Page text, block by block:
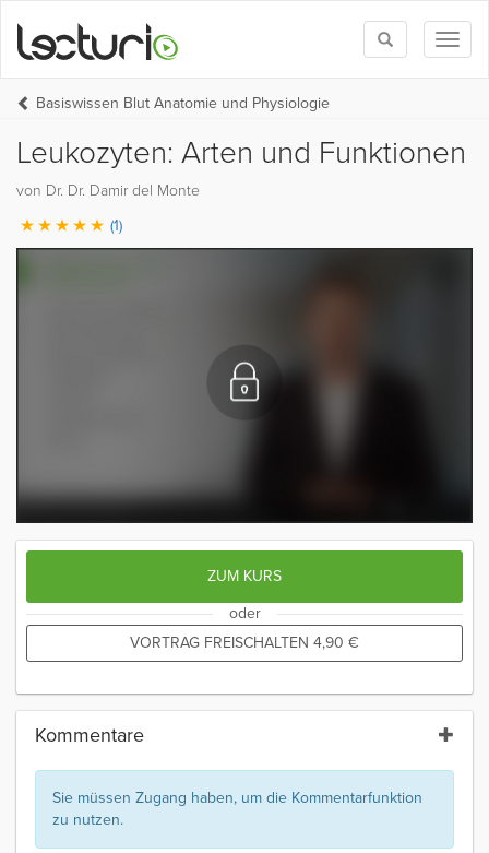
Toggle
search
Basiswissen Blut Anatomie und Physiologie
Leukozyten: Arten und Funktionen
von Dr. Dr. Damir del Monte
(1)
ZUM KURS
oder
VORTRAG FREISCHALTEN 4,90 €
Kommentare
Sie müssen Zugang haben, um die Kommentarfunktion
zu nutzen.